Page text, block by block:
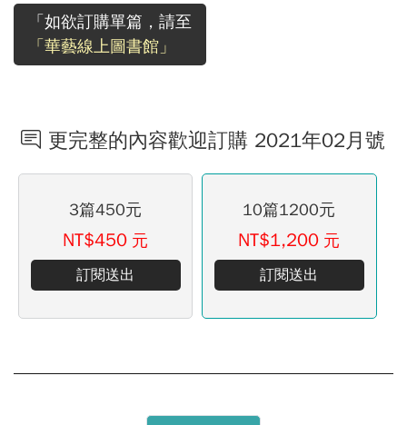
「如欲訂購單篇，請至
「華藝線上圖書館」
更完整的內容歡迎訂購 2021年02月號
3篇450元
NT$450 元
訂閱送出
10篇1200元
NT$1,200 元
訂閱送出